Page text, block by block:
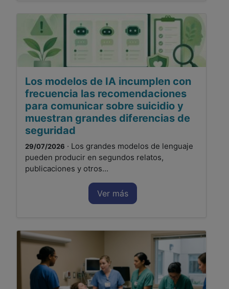
Los modelos de IA incumplen con
frecuencia las recomendaciones
para comunicar sobre suicidio y
muestran grandes diferencias de
seguridad
29/07/2026 · Los grandes modelos de lenguaje
pueden producir en segundos relatos,
publicaciones y otros...
Ver más